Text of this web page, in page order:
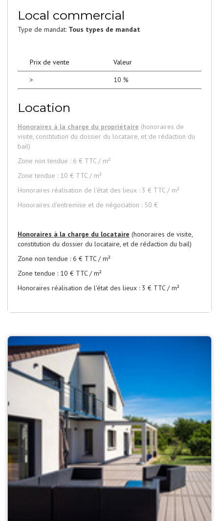
Local commercial
Type de mandat: Tous types de mandat
Prix de vente
Valeur
>
10 %
Location
Honoraires à la charge du propriétaire (honoraires de
visite, constitution du dossier du locataire, et de rédaction du
bail)
Zone non tendue : 6 € TTC / m²
Zone tendue : 10 € TTC / m²
Honoraires réalisation de l'état des lieux : 3 € TTC / m²
Honoraires d'entremise et de négociation : 50 €
Honoraires à la charge du locataire (honoraires de visite,
constitution du dossier du locataire, et de rédaction du bail)
Zone non tendue : 6 € TTC / m²
Zone tendue : 10 € TTC / m²
Honoraires réalisation de l'état des lieux : 3 € TTC / m²